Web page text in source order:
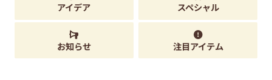
アイデア スペシャル
お知らせ 注目アイテム